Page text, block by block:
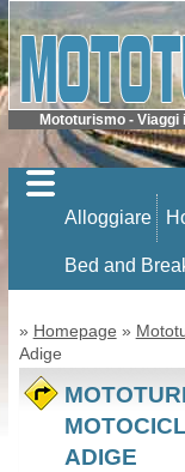
Mototurismo -
Alloggiare
Bed and
» Homepage »
Adige
ADIGE